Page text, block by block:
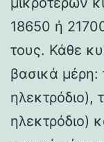
18650 ή
τους. Κάθε
βασικά μέρη:
ηλεκτρόδιο),
ηλεκτρόδιο)